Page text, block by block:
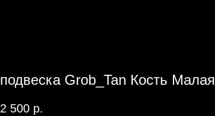
подвеска Grob_Tan Кость Малая
2 500 р.